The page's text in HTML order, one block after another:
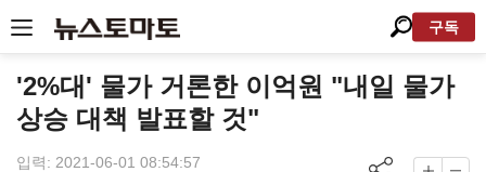
구독
'2%대' 물가 거론한 이억원 "내일 물가
상승 대책 발표할 것"
입력: 2021-06-01 08:54:57